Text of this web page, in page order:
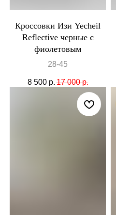
Кроссовки Изи Yecheil
Reflective черные с
фиолетовым
28-45
8 500 р. 17 000 р.